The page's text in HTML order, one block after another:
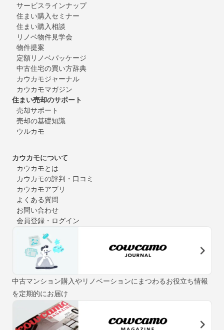
サービスラインナップ
住まい購入セミナー
住まい購入相談
リノベ物件見学会
物件提案
定額リノベパッケージ
中古住宅の買い方辞典
カウカモジャーナル
カウカモマガジン
住まい売却のサポート
売却サポート
売却の基礎知識
ウルカモ
カウカモについて
カウカモとは
カウカモの評判・口コミ
カウカモアプリ
よくある質問
お問い合わせ
会員登録・ログイン
中古マンション購入やリノベーションにまつわるお役立ち情報
を定期的にお届け